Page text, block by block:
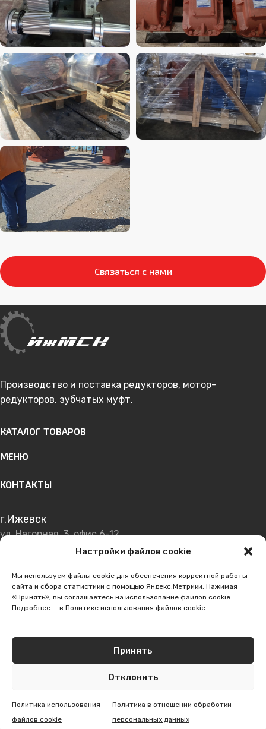
Настройки файлов cookie
Мы используем файлы cookie для обеспечения корректной работы
сайта и сбора статистики с помощью Яндекс.Метрики. Нажимая
«Принять», вы соглашаетесь на использование файлов cookie.
Подробнее — в Политике использования файлов cookie.
Принять
Отклонить
Политика использования
файлов cookie
Политика в отношении обработки
персональных данных
Связаться с нами
Производство и поставка редукторов, мотор-
редукторов, зубчатых муфт.
КАТАЛОГ ТОВАРОВ
МЕНЮ
КОНТАКТЫ
г.Ижевск
ул. Нагорная, 3, офис 6-12
+7 (950) 164-28-48
info@izhmsk-prom.ru